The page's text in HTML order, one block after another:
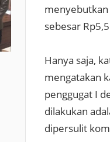
sebesar
Hanya saja,
mengatakan
penggugat I
dilakukan
dipersulit